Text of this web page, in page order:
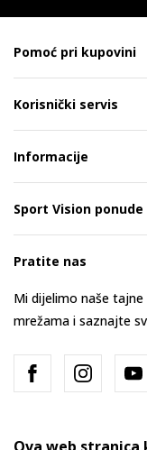
Pomoć pri kupovini
Korisnički servis
Informacije
Sport Vision ponude
Pratite nas
Mi dijelimo naše
mrežama i saznajte